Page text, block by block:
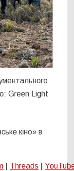
Green Light
кіно» в
Threads |